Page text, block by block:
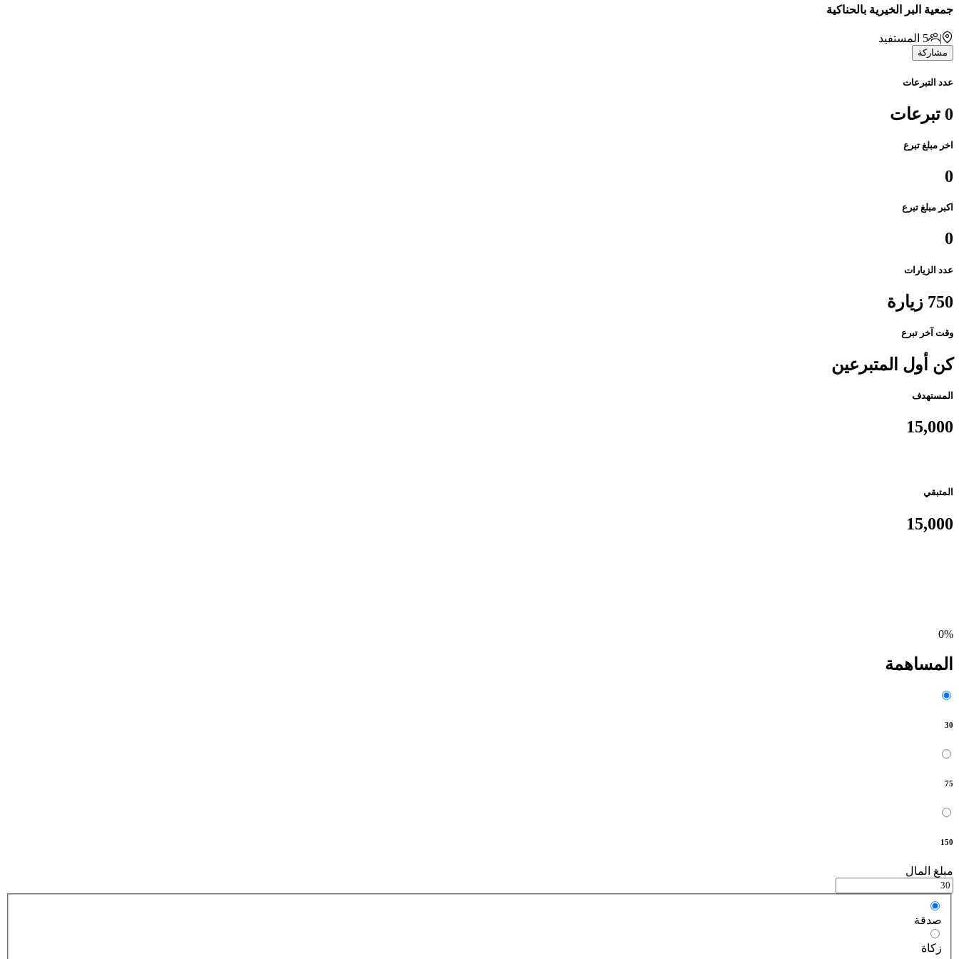
جمعية البر الخيرية بالحناكية
|
5 المستفيد
مشاركة
عدد التبرعات
0 تبرعات
اخر مبلغ تبرع
0
اكبر مبلغ تبرع
0
عدد الزيارات
750 زيارة
وقت آخر تبرع
كن أول المتبرعين
المستهدف
15,000
المتبقي
15,000
0%
المساهمة
30
75
150
مبلغ المال
صدقة
زكاة